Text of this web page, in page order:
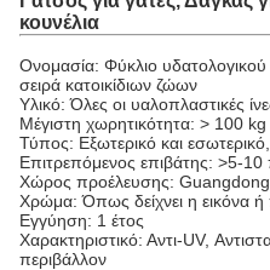
κουνέλια
Ονομασία: Φύκλιο
σειρά κατοικίδιων ζώων
Υλικό: Όλες οι υαλοπλαστικές
Μέγιστη χωρητικότητα: > 100 kg
Τύπος: Εξωτερικό και εσωτερικό,
Επιτρεπόμενος επιβάτης: >5-10
Χώρος προέλευσης:
Χρώμα: Όπως δείχνει η εικόνα
Εγγύηση: 1 έτος
Χαρακτηριστικό: Αντι-UV,
περιβάλλον